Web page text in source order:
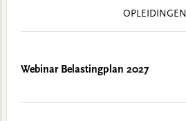
OPLEIDINGEN
Webinar Belastingplan 2027